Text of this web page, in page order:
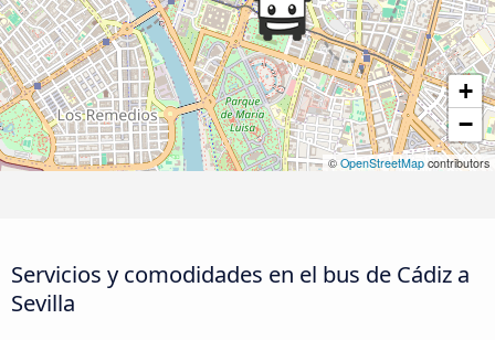
+
−
© OpenStreetMap contributors
Servicios y comodidades en el bus de Cádiz a
Sevilla